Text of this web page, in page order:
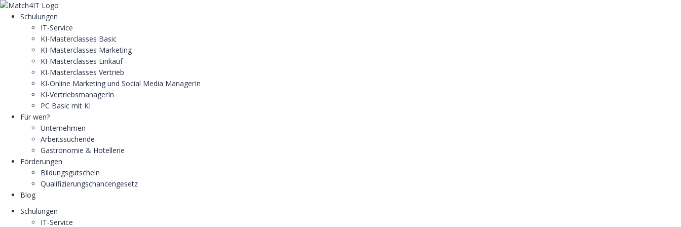
Schulungen
IT-Service
KI-Masterclasses Basic
KI-Masterclasses Marketing
KI-Masterclasses Einkauf
KI-Masterclasses Vertrieb
KI-Online Marketing und Social Media ManagerIn
KI-VertriebsmanagerIn
PC Basic mit KI
Für wen?
Unternehmen
Arbeitssuchende
Gastronomie & Hotellerie
Förderungen
Bildungsgutschein
Qualifizierungschancengesetz
Blog
Schulungen
IT-Service